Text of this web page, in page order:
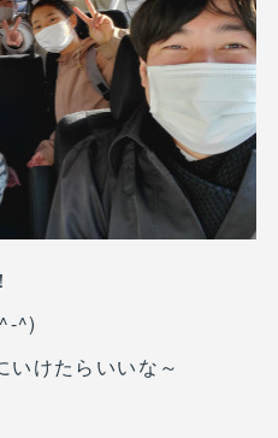
^)
いけたらいいな～